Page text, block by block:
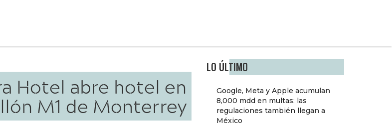
LO ÚLTIMO
Google, Meta y Apple acumulan
8,000 mdd en multas: las
regulaciones también llegan a
México
Hotel abre hotel en
M1 de Monterrey